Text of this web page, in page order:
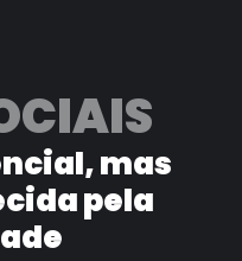
mas
pela